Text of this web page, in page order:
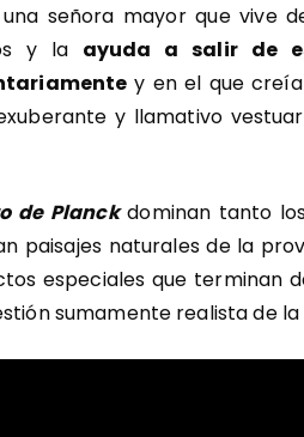
señora mayor que vive
y la ayuda a salir de
y en el que
y llamativo
de Planck dominan tanto
paisajes naturales de la
especiales que terminan
sumamente realista de la